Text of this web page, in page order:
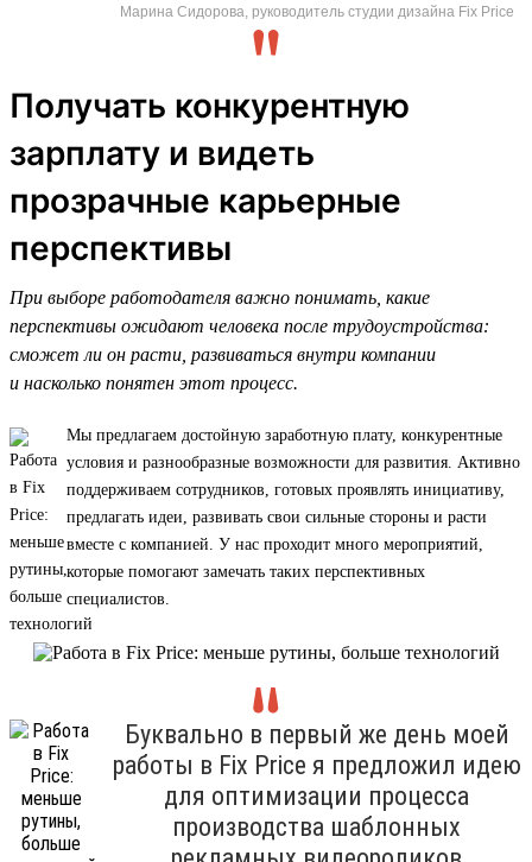
Марина Сидорова, руководитель студии дизайна Fix Price
Получать конкурентную
зарплату и видеть
прозрачные карьерные
перспективы
При выборе работодателя важно понимать, какие
перспективы ожидают человека после трудоустройства:
сможет ли он расти, развиваться внутри компании
и насколько понятен этот процесс.
Мы предлагаем достойную заработную плату, конкурентные
условия и разнообразные возможности для развития. Активно
поддерживаем сотрудников, готовых проявлять инициативу,
предлагать идеи, развивать свои сильные стороны и расти
вместе с компанией. У нас проходит много мероприятий,
которые помогают замечать таких перспективных
специалистов.
Буквально в первый же день моей
работы в Fix Price я предложил идею
для оптимизации процесса
производства шаблонных